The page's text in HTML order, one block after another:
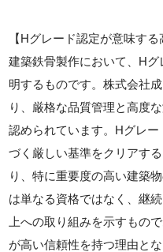
【Hグレード認定が意味す
建築鉄骨製作において、H
明するものです。株式会社
り、厳格な品質管理と高度
認められています。Hグレ
づく厳しい基準をクリアす
り、特に重要度の高い建築
は単なる資格ではなく、継
上への取り組みを示すもの
が高い信頼性を持つ理由と